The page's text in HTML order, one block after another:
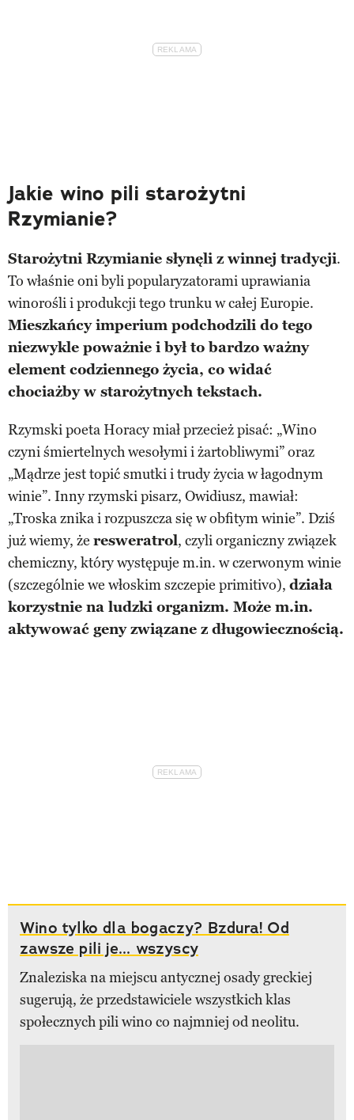
Jakie wino pili starożytni
Rzymianie?
Starożytni Rzymianie słynęli z winnej tradycji.
To właśnie oni byli popularyzatorami uprawiania
winorośli i produkcji tego trunku w całej Europie.
Mieszkańcy imperium podchodzili do tego
niezwykle poważnie i był to bardzo ważny
element codziennego życia, co widać
chociażby w starożytnych tekstach.
Rzymski poeta Horacy miał przecież pisać: „Wino
czyni śmiertelnych wesołymi i żartobliwymi” oraz
„Mądrze jest topić smutki i trudy życia w łagodnym
winie”. Inny rzymski pisarz, Owidiusz, mawiał:
„Troska znika i rozpuszcza się w obfitym winie”. Dziś
już wiemy, że resweratrol, czyli organiczny związek
chemiczny, który występuje m.in. w czerwonym winie
(szczególnie we włoskim szczepie primitivo), działa
korzystnie na ludzki organizm. Może m.in.
aktywować geny związane z długowiecznością.
Wino tylko dla bogaczy? Bzdura! Od
zawsze pili je... wszyscy
Znaleziska na miejscu antycznej osady greckiej
sugerują, że przedstawiciele wszystkich klas
społecznych pili wino co najmniej od neolitu.